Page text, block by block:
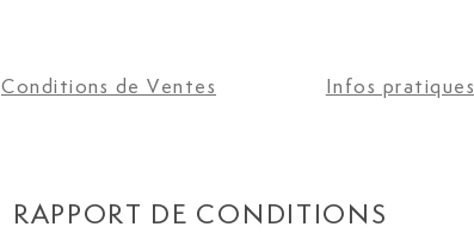
Conditions de Ventes Infos pratiques
RAPPORT DE CONDITIONS